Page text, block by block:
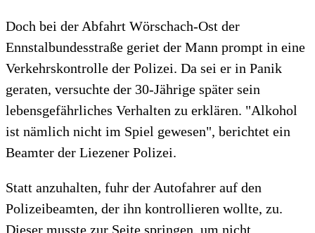
Doch bei der Abfahrt Wörschach-Ost der
Ennstalbundesstraße geriet der Mann prompt in eine
Verkehrskontrolle der Polizei. Da sei er in Panik
geraten, versuchte der 30-Jährige später sein
lebensgefährliches Verhalten zu erklären. "Alkohol
ist nämlich nicht im Spiel gewesen", berichtet ein
Beamter der Liezener Polizei.
Statt anzuhalten, fuhr der Autofahrer auf den
Polizeibeamten, der ihn kontrollieren wollte, zu.
Dieser musste zur Seite springen, um nicht